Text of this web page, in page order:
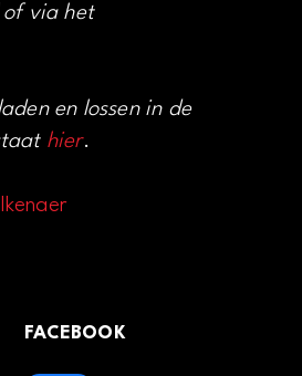
via het
en lossen in de
hier.
FACEBOOK